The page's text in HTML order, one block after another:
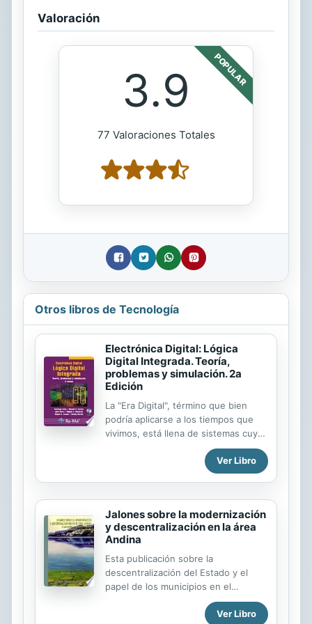
Valoración
POPULAR
3.9
77 Valoraciones Totales
Otros libros de Tecnología
Electrónica Digital: Lógica
Digital Integrada. Teoría,
problemas y simulación. 2a
Edición
La "Era Digital", término que bien
podría aplicarse a los tiempos que
vivimos, está llena de sistemas cuyo
funcionamiento se basa en las leyes
y principios básicos de esta
disciplina, la Lógica Digital. Por otra
que han experimentado los sistemas
informáticos, en los últimos años han
proliferado las herramientas de
simulación por ordenador, que han
hecho que el diseño y desarrollo de
sistemas electrónicos no se pueda
concebir si no es con la aplicación de
las mismas. Estas dos importantes
premisas estructuran este libro,
Ver Libro
Jalones sobre la modernización
y descentralización en la área
Andina
Esta publicación sobre la
descentralización del Estado y el
papel de los municipios en el
saneamiento, presenta una visión
rápida del proceso seguido en la
Ver Libro